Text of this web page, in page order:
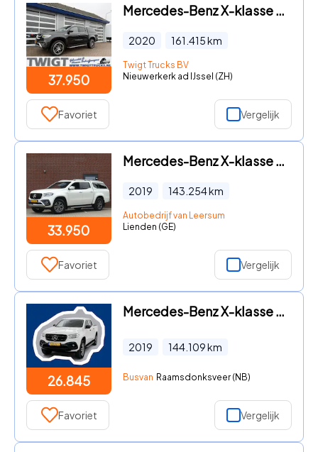
37.950
Mercedes-Benz X-klasse - 350 d 4-MATIC Power Edition
2020 161.415km
Twigt Trucks BV
Nieuwerkerk ad IJssel (ZH)
Favoriet Vergelijk
33.950
Mercedes-Benz X-klasse - 350 d 4-MATIC 3500KG Trekgewicht Camera/Leer/Led
2019 143.254km
Autobedrijf van Leersum
Lienden (GE)
Favoriet Vergelijk
26.845
Mercedes-Benz X-klasse - 220 d 4-MATIC Pure Roll-cover 3.5t trekhaak Camera Stoelverw
2019 144.109km
Busvan Raamsdonksveer (NB)
Favoriet Vergelijk